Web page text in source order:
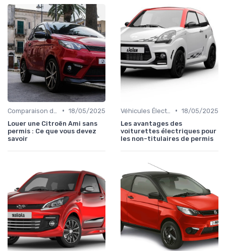
• 18/05/2025
Louer une Citroën Ami sans
permis : Ce que vous devez
savoir
• 18/05/2025
Les avantages des
voiturettes électriques pour
les non-titulaires de permis